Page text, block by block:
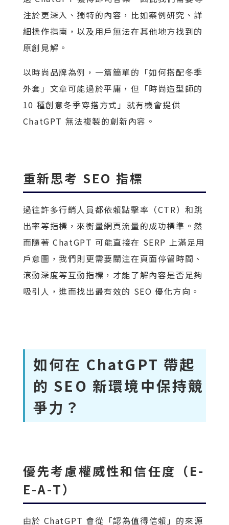
注於更深入、獨特的內容，比如案例研究、詳
細操作指南，以及用戶無法在其他地方找到的
原創見解。
以時尚品牌為例，一篇簡單的「如何搭配冬季
外套」文章可能過於平庸，但「時尚造型師的
10 種創意冬季穿搭方式」就有機會提供
ChatGPT 無法複製的創新內容。
重新思考 SEO 指標
過往許多行銷人員都依賴點擊率（CTR）和跳
出率等指標，來衡量網頁流量的成功標準。然
而隨著 ChatGPT 可能直接在 SERP 上滿足用
戶意圖，我們則更需要關注在頁面停留時間、
滾動深度等互動指標，才能了解內容是否足夠
吸引人，進而找出最有效的 SEO 優化方向。
如何在 ChatGPT 帶起
的 SEO 新環境中保持競
爭力？
優先考慮權威性和信任度（E-
E-A-T）
由於 ChatGPT 會從「認為值得信賴」的來源